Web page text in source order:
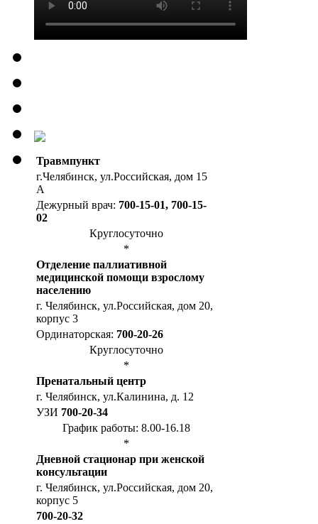
Травмпункт
г.Челябинск, ул.Российская, дом 15
А
Дежурный врач: 700-15-01, 700-15-
02
Круглосуточно
*
Отделение паллиативной
медицинской помощи взрослому
населению
г. Челябинск, ул.Российская, дом 20,
корпус 3
Ординаторская: 700-20-26
Круглосуточно
*
Пренатальный центр
г. Челябинск, ул.Калинина, д. 12
УЗИ 700-20-34
График работы: 8.00-16.18
*
Дневной стационар при женской
консультации
г. Челябинск, ул.Российская, дом 20,
корпус 5
700-20-32